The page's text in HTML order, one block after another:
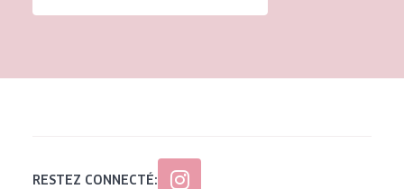
Âge : 55+
RESTEZ CONNECTÉ: